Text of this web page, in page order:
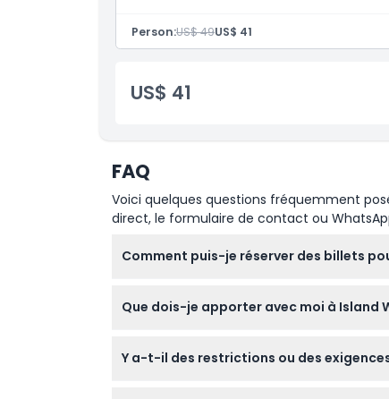
Emplacement
Comment s'y rendre
Admission à : Parc aquatique Island à
Person:US$ 49US$ 41
US$ 41
FAQ
Voici quelques questions fréquemment
direct, le formulaire de contact ou
Comment puis-je réserver des billets
simples de réservation pour garantir
Que dois-je apporter avec moi à Island
N'oubliez pas que tous les sacs sont
Y a-t-il des restrictions ou des